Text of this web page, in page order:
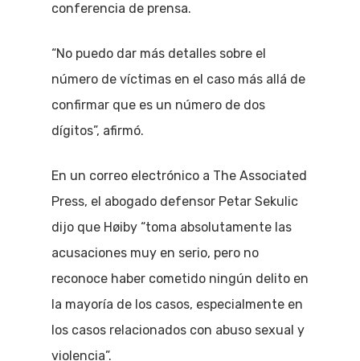
conferencia de prensa.
“No puedo dar más detalles sobre el
número de víctimas en el caso más allá de
confirmar que es un número de dos
dígitos”, afirmó.
En un correo electrónico a The Associated
Press, el abogado defensor Petar Sekulic
dijo que Høiby “toma absolutamente las
acusaciones muy en serio, pero no
reconoce haber cometido ningún delito en
la mayoría de los casos, especialmente en
los casos relacionados con abuso sexual y
violencia”.